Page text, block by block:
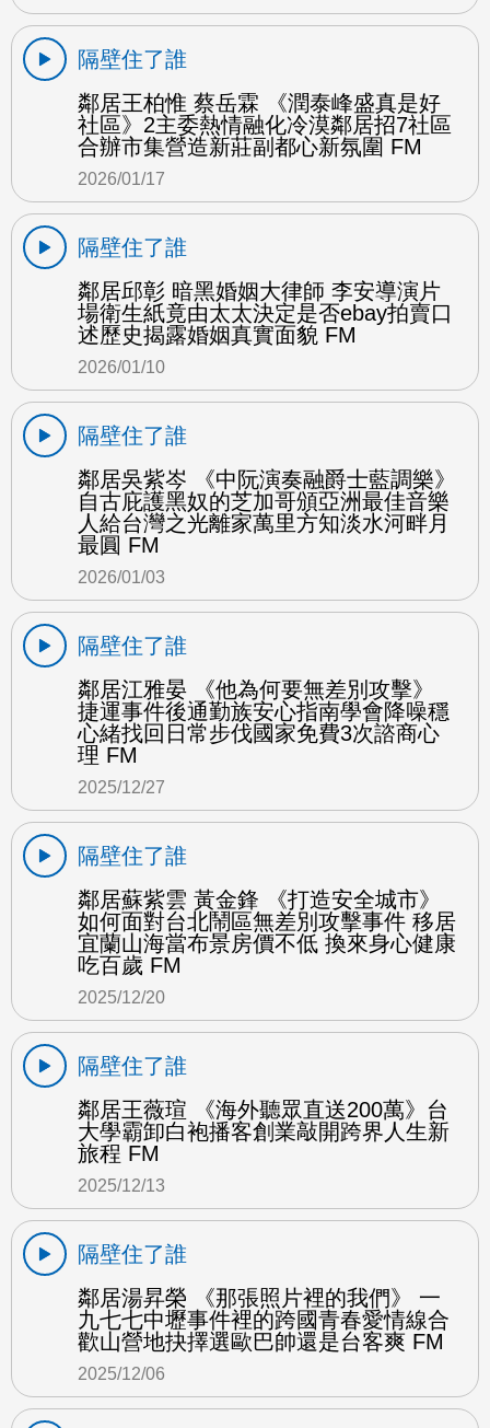
隔壁住了誰
鄰居王柏惟 蔡岳霖 《潤泰峰盛真是好
社區》2主委熱情融化冷漠鄰居招7社區
合辦市集營造新莊副都心新氛圍 FM
2026/01/17
隔壁住了誰
鄰居邱彰 暗黑婚姻大律師 李安導演片
場衛生紙竟由太太決定是否ebay拍賣口
述歷史揭露婚姻真實面貌 FM
2026/01/10
隔壁住了誰
鄰居吳紫岑 《中阮演奏融爵士藍調樂》
自古庇護黑奴的芝加哥頒亞洲最佳音樂
人給台灣之光離家萬里方知淡水河畔月
最圓 FM
2026/01/03
隔壁住了誰
鄰居江雅晏 《他為何要無差別攻擊》
捷運事件後通勤族安心指南學會降噪穩
心緒找回日常步伐國家免費3次諮商心
理 FM
2025/12/27
隔壁住了誰
鄰居蘇紫雲 黃金鋒 《打造安全城市》
如何面對台北鬧區無差別攻擊事件 移居
宜蘭山海當布景房價不低 換來身心健康
吃百歲 FM
2025/12/20
隔壁住了誰
鄰居王薇瑄 《海外聽眾直送200萬》台
大學霸卸白袍播客創業敲開跨界人生新
旅程 FM
2025/12/13
隔壁住了誰
鄰居湯昇榮 《那張照片裡的我們》 一
九七七中壢事件裡的跨國青春愛情線合
歡山營地抉擇選歐巴帥還是台客爽 FM
2025/12/06